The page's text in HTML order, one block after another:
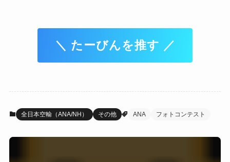
＼ たーびんを推す ／
全日本空輸（ANA/NH） その他 ANA フォトコンテスト